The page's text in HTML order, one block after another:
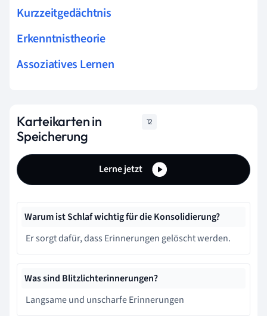
Kurzzeitgedächtnis
Erkenntnistheorie
Assoziatives Lernen
Karteikarten in
Speicherung
12
Lerne jetzt
Warum ist Schlaf wichtig für die Konsolidierung?
Er sorgt dafür, dass Erinnerungen gelöscht werden.
Was sind Blitzlichterinnerungen?
Langsame und unscharfe Erinnerungen